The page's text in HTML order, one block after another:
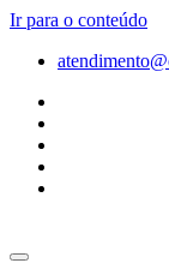
Ir para o conteúdo